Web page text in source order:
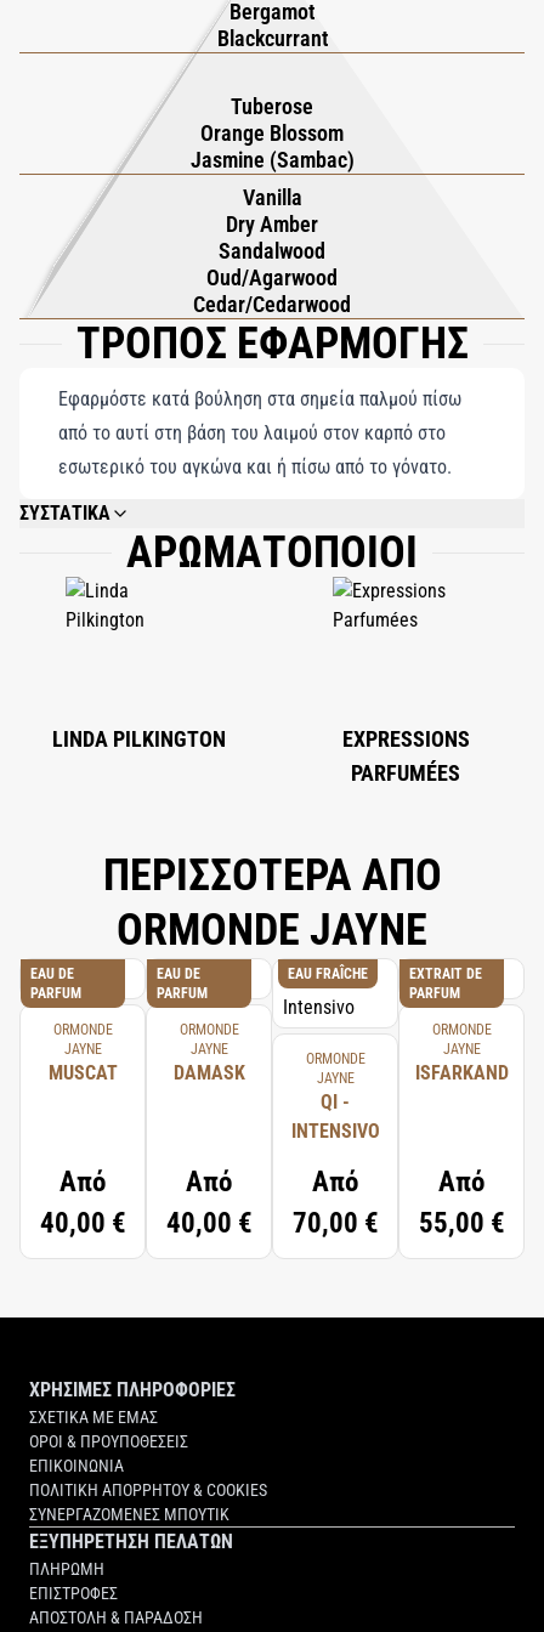
βανίλια, με έναν ψίθυρο ούδ να ολοκληρώνει τη σύνθεση.
Bergamot
Blackcurrant
Tuberose
Orange Blossom
Jasmine (Sambac)
Vanilla
Dry Amber
Sandalwood
Oud/Agarwood
Cedar/Cedarwood
ΤΡΟΠΟΣ ΕΦΑΡΜΟΓΗΣ
Εφαρμόστε κατά βούληση στα σημεία παλμού πίσω
από το αυτί στη βάση του λαιμού στον καρπό στο
εσωτερικό του αγκώνα και ή πίσω από το γόνατο.
ΣΥΣΤΑΤΙΚΑ
ALCOHOL DENAT. (SD ALCOHOL 40-B), PARFUM (FRAGRANCE), LIMONENE,
BENZYL ALCOHOL, LINALOOL, GERANIOL, CITRONELLOL, CITRAL,
COUMARIN, ALPHA-ISO-METHYL IONONE, CINNAMYL ALCOHOL, BENZYL
BENZOATE, FARNESOL, BENZYL SALICYLATE, ISOEUGENOL AND EUGENOL.
ΑΡΩΜΑΤΟΠΟΙΟΙ
LINDA PILKINGTON
EXPRESSIONS
PARFUMÉES
ΠΕΡΙΣΣΟΤΕΡΑ ΑΠΟ
ORMONDE JAYNE
EAU DE
PARFUM
ORMONDE
JAYNE
MUSCAT
Από
40,00 €
EAU DE
PARFUM
ORMONDE
JAYNE
DAMASK
Από
40,00 €
EAU FRAÎCHE
ORMONDE
JAYNE
QI -
INTENSIVO
Από
70,00 €
EXTRAIT DE
PARFUM
ORMONDE
JAYNE
ISFARKAND
Από
55,00 €
ΧΡΗΣΙΜΕΣ ΠΛΗΡΟΦΟΡΙΕΣ
ΣΧΕΤΙΚΑ ΜΕ ΕΜΑΣ
ΟΡΟΙ & ΠΡΟΥΠΟΘΕΣΕΙΣ
ΕΠΙΚΟΙΝΩΝΙΑ
ΠΟΛΙΤΙΚΗ ΑΠΟΡΡΗΤΟΥ & COOKIES
ΣΥΝΕΡΓΑΖΟΜΕΝΕΣ ΜΠΟΥΤΙΚ
ΕΞΥΠΗΡΕΤΗΣΗ ΠΕΛΑΤΩΝ
ΠΛΗΡΩΜΗ
ΕΠΙΣΤΡΟΦΕΣ
ΑΠΟΣΤΟΛΗ & ΠΑΡΑΔΟΣΗ